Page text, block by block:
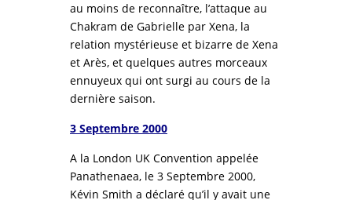
au moins de reconnaître, l’attaque au
Chakram de Gabrielle par Xena, la
relation mystérieuse et bizarre de Xena
et Arès, et quelques autres morceaux
ennuyeux qui ont surgi au cours de la
dernière saison.
3 Septembre 2000
A la London UK Convention appelée
Panathenaea, le 3 Septembre 2000,
Kévin Smith a déclaré qu’il y avait une